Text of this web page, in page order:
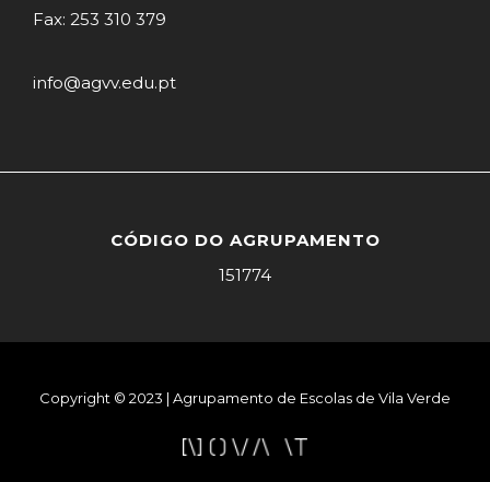
Fax: 253 310 379
info@agvv.edu.pt
CÓDIGO DO AGRUPAMENTO
151774
Copyright © 2023 | Agrupamento de Escolas de Vila Verde